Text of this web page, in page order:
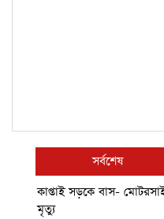
সর্বশেষ
কাপ্তাই সড়কে বাস-
মৃত্যু